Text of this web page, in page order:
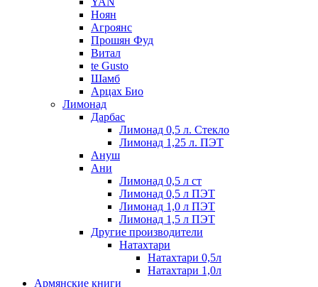
Ноян
Агроянс
Прошян Фуд
Витал
te Gusto
Шамб
Арцах Био
Лимонад
Дарбас
Лимонад 0,5 л. Стекло
Лимонад 1,25 л. ПЭТ
Ануш
Ани
Лимонад 0,5 л ст
Лимонад 0,5 л ПЭТ
Лимонад 1,0 л ПЭТ
Лимонад 1,5 л ПЭТ
Другие производители
Натахтари
Натахтари 0,5л
Натахтари 1,0л
Армянские книги